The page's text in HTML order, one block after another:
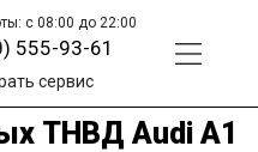
с 08:00 до 22:00
555-93-61
сервис
ТНВД Audi A1